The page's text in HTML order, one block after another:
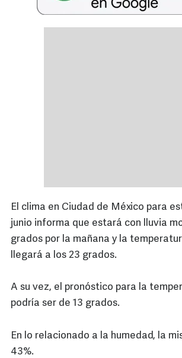
El clima en Ciudad de México para
junio informa que estará con lluvia
grados por la mañana y la
llegará a los 23 grados.
A su vez, el pronóstico para la
podría ser de 13 grados.
En lo relacionado a la humedad, la
43%.